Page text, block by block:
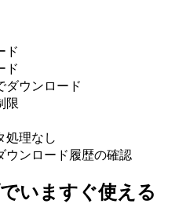
ド
ド
ダウンロード
限
処理なし
ウンロード履歴の確認
いますぐ使える